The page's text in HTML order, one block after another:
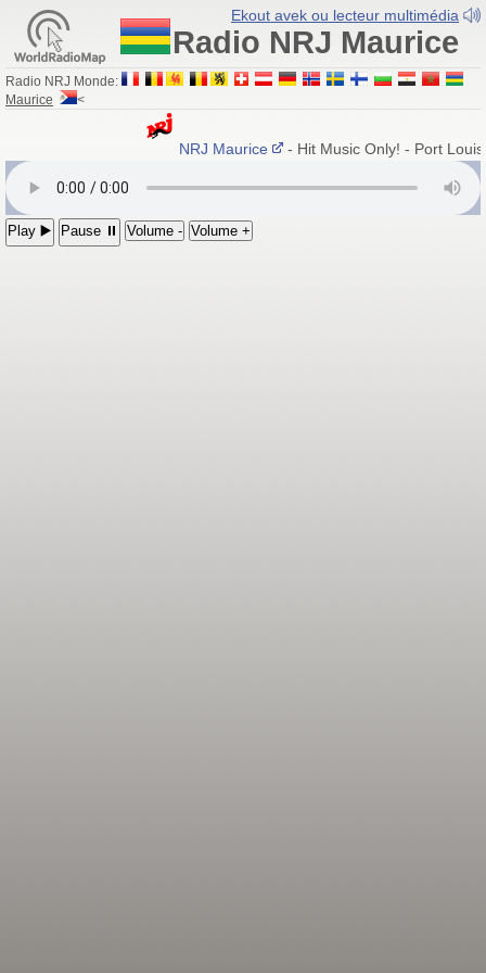
Ekout avek ou lecteur multimédia
Radio NRJ Maurice
Radio NRJ Monde:
Maurice
<
NRJ Maurice - Hit Music Only! - Port
Play ▶️ Pause ⏸ Volume - Volume +